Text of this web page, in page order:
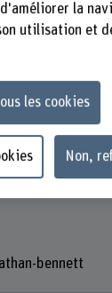
bennett
la
utilisation et
les cookies
Non,